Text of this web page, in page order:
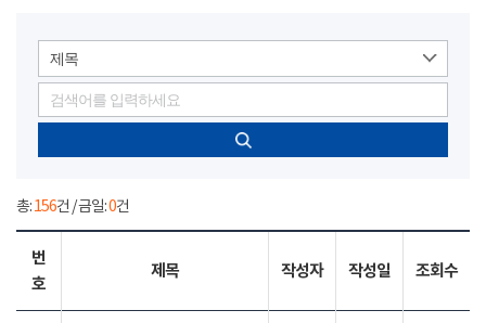
제목
총:156건 / 금일:0건
번
호
제목 작성자 작성일 조회수